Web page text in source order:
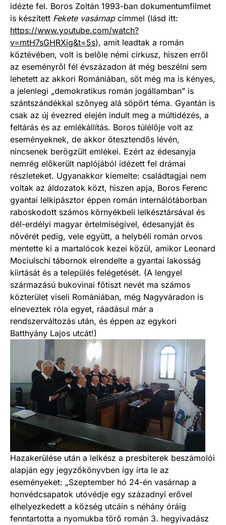
idézte fel. Boros Zoltán 1993-ban dokumentumfilmet
is készített Fekete vasárnapcímmel (lásd itt:
https://www.youtube.com/watch?
v=mtH7sGHRXig&t=5s), amit leadtak a román
köztévében, volt is belőle némi cirkusz, hiszen erről
az eseményről fél évszázadon át még beszélni sem
lehetett az akkori Romániában, sőt még ma is kényes,
a jelenlegi „demokratikus román jogállamban” is
szántszándékkal szőnyeg alá söpört téma. Gyantán is
csak az új évezred elején indult meg a múltidézés, a
feltárás és az emlékállítás. Boros túlélője volt az
eseményeknek, de akkor ötesztendős lévén,
nincsenek berögzült emlékei. Ezért az édesanyja
nemrég előkerült naplójából idézett fel drámai
részleteket. Ugyanakkor kiemelte: családtagjai nem
voltak az áldozatok közt, hiszen apja, Boros Ferenc
gyantai lelkipásztor éppen román internálótáborban
raboskodott számos környékbeli lelkésztársával és
dél-erdélyi magyar értelmiségivel, édesanyját és
nővérét pedig, vele együtt, a helybéli román orvos
mentette ki a martalócok kezei közül, amikor Leonard
Mociulschi tábornok elrendelte a gyantai lakosság
kiirtását és a település felégetését. (A lengyel
származású bukovinai főtiszt nevét ma számos
közterület viseli Romániában, még Nagyváradon is
elneveztek róla egyet, ráadásul már a
rendszerváltozás után, és éppen az egykori
Batthyány Lajos utcát!)
Hazakerülése után a lelkész a presbiterek beszámolói
alapján egy jegyzőkönyvben így írta le az
eseményeket: „Szeptember hó 24-én vasárnap a
honvédcsapatok utóvédje egy századnyi erővel
elhelyezkedett a község utcáin s néhány óráig
fenntartotta a nyomukba törő román 3. hegyivadász